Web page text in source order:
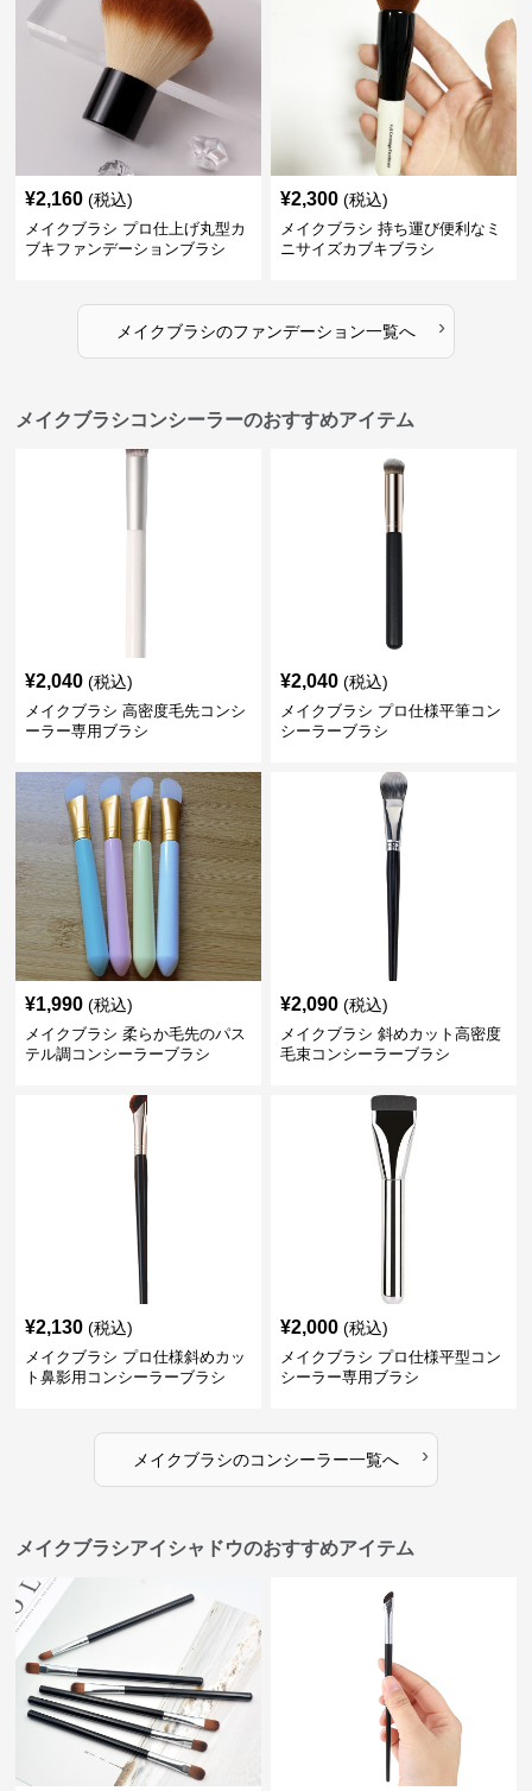
¥2,160 (税込)
メイクブラシ プロ仕上げ丸型カ
ブキファンデーションブラシ
¥2,300 (税込)
メイクブラシ 持ち運び便利なミ
ニサイズカブキブラシ
メイクブラシのファンデーション一覧へ ›
メイクブラシコンシーラーのおすすめアイテム
¥2,040 (税込)
メイクブラシ 高密度毛先コンシ
ーラー専用ブラシ
¥2,040 (税込)
メイクブラシ プロ仕様平筆コン
シーラーブラシ
¥1,990 (税込)
メイクブラシ 柔らか毛先のパス
テル調コンシーラーブラシ
¥2,090 (税込)
メイクブラシ 斜めカット高密度
毛束コンシーラーブラシ
¥2,130 (税込)
メイクブラシ プロ仕様斜めカッ
ト鼻影用コンシーラーブラシ
¥2,000 (税込)
メイクブラシ プロ仕様平型コン
シーラー専用ブラシ
メイクブラシのコンシーラー一覧へ ›
メイクブラシアイシャドウのおすすめアイテム